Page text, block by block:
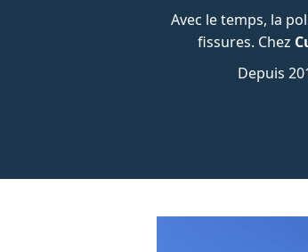
Avec le temps, la
fissures. Chez
Depuis